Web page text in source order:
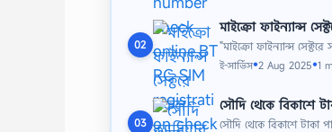
02
মাইক্রো ফাইন্যান্স
"মাইক্রো ফাইন্যান্স
ই-সার্ভিস●2 Aug 2025●1
03
সৌদি থেকে বিকাশে
সৌদি থেকে বিকাশে টাকা